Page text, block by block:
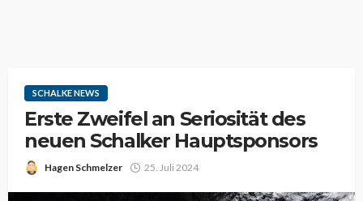
SCHALKE NEWS
Erste Zweifel an Seriosität des
neuen Schalker Hauptsponsors
Hagen Schmelzer 25. Juli 2024